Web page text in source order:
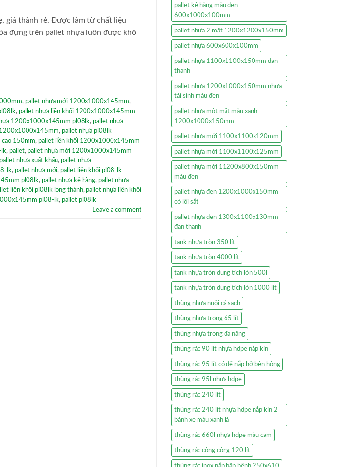
giá thành rẻ. Được làm từ chất liệu
đựng trên pallet nhựa luôn được khô
, pallet nhựa mới 1200x1000x145mm,
, pallet nhựa liền khối 1200x1000x145mm
1200x1000x145mm pl08lk, pallet nhựa
, pallet nhựa pl08lk
cao 150mm, pallet liền khối 1200x1000x145mm
lk, pallet, pallet nhựa mới 1200x1000x145mm
pallet nhựa xuất khẩu, pallet nhựa
lk, pallet nhựa mới, pallet liền khối pl08-lk
pl08lk, pallet nhựa kê hàng, pallet nhựa
liền khối pl08lk long thành, pallet nhựa liền khối
pl08-lk, pallet pl08lk
Leave a comment
pallet kê hàng màu đen
600x1000x100mm
pallet nhựa 2 mặt 1200x1200x150mm
pallet nhựa 600x600x100mm
pallet nhựa 1100x1100x150mm đan
thanh
pallet nhựa 1200x1000x150mm nhựa
tái sinh màu đen
pallet nhựa một mặt màu xanh
1200x1000x150mm
pallet nhựa mới 1100x1100x120mm
pallet nhựa mới 1100x1100x125mm
pallet nhựa mới 11200x800x150mm
màu đen
pallet nhựa đen 1200x1000x150mm
có lõi sắt
pallet nhựa đen 1300x1100x130mm
đan thanh
tank nhựa tròn 350 lít
tank nhựa tròn 4000 lít
tank nhựa tròn dung tích lớn 500l
tank nhựa tròn dung tích lớn 1000 lít
thùng nhựa nuôi cá sạch
thùng nhựa trong 65 lít
thùng nhựa trong đa năng
thùng rác 90 lít nhựa hdpe nắp kín
thùng rác 95 lít có đế nắp hở bên hông
thùng rác 95l nhựa hdpe
thùng rác 240 lít
thùng rác 240 lít nhựa hdpe nắp kín 2
bánh xe màu xanh lá
thùng rác 660l nhựa hdpe màu cam
thùng rác công cộng 120 lít
thùng rác inox nắp bập bênh 250x610